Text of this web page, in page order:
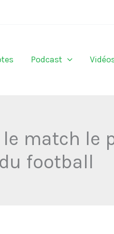
Podcast
le match le
football